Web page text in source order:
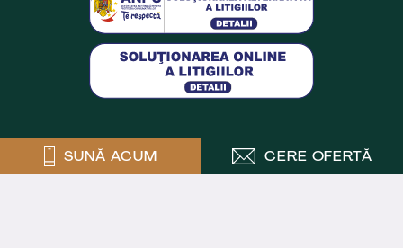
SUNĂ ACUM CERE OFERTĂ